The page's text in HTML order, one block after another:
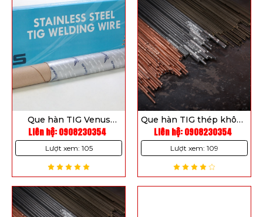
Que hàn TIG Venus
ER308L (ER308L)
Liên hệ: 0908230354
Lượt xem: 105
Que hàn TIG thép không
gì Capilla 2209
Liên hệ: 0908230354
Lượt xem: 109